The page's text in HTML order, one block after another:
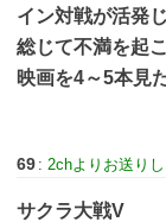
イン対戦が活発
総じて不満を起
映画を4～5本見
69 : 2chよりお送り
サクラ大戦V